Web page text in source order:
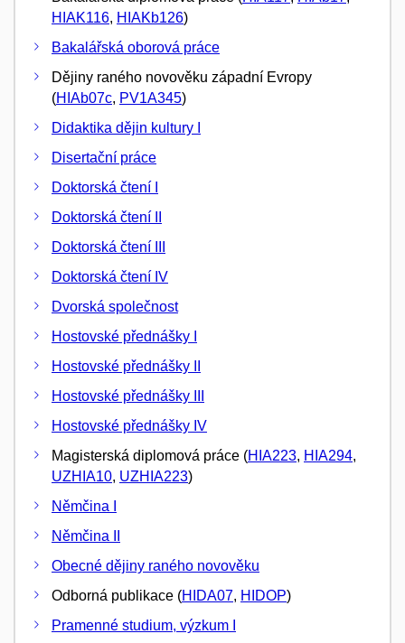
HIAK116, HIAKb126)
Bakalářská oborová práce
Dějiny raného novověku západní Evropy
(HIAb07c, PV1A345)
Didaktika dějin kultury I
Disertační práce
Doktorská čtení I
Doktorská čtení II
Doktorská čtení III
Doktorská čtení IV
Dvorská společnost
Hostovské přednášky I
Hostovské přednášky II
Hostovské přednášky III
Hostovské přednášky IV
Magisterská diplomová práce (HIA223, HIA294,
UZHIA10, UZHIA223)
Němčina I
Němčina II
Obecné dějiny raného novověku
Odborná publikace (HIDA07, HIDOP)
Pramenné studium, výzkum I